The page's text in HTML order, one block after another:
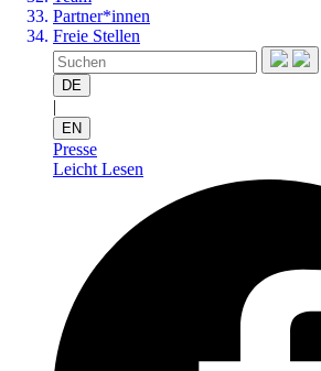
Partner*innen
Freie Stellen
DE
|
EN
Presse
Leicht Lesen